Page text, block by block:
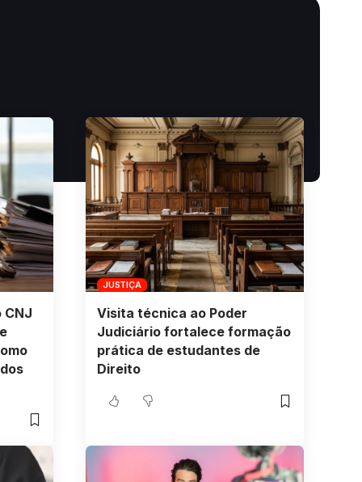
CNJ
JUSTIÇA
Visita técnica ao Poder
Judiciário fortalece formação
prática de estudantes de
Direito